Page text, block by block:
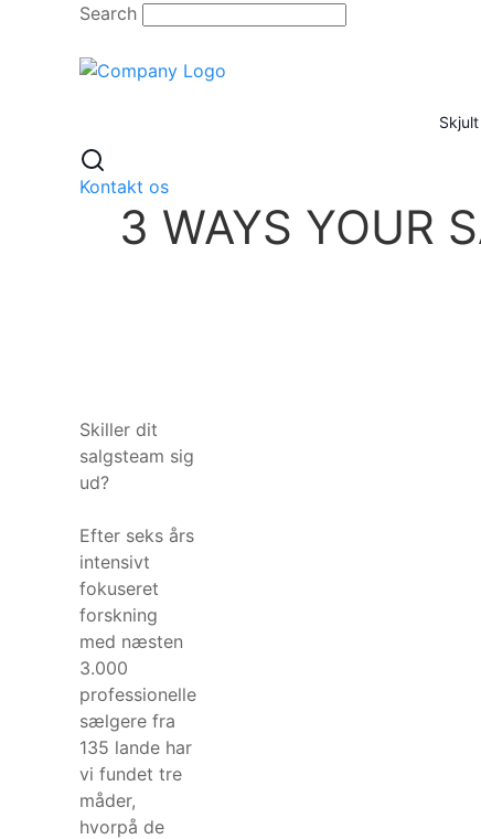
Skip
content
Search
Kontakt os
3 WAYS YOUR
Skiller dit
salgsteam sig
ud?
Efter seks års
intensivt
fokuseret
forskning
med næsten
3.000
professionelle
sælgere fra
135 lande har
vi fundet tre
måder,
hvorpå de